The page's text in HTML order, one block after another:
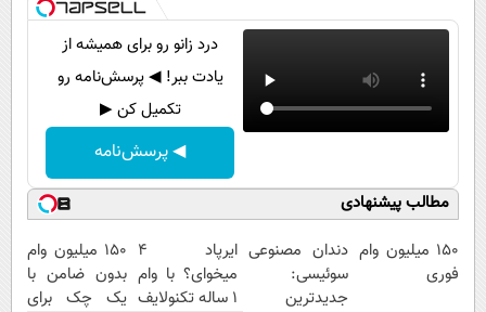
درد زانو رو برای همیشه از
یادت ببر! ◀ پرسش‌نامه رو
تکمیل کن ▶
◀ پرسش‌نامه
مطالب پیشنهادی
150 میلیون وام
فوری
دندان مصنوعی
سوئیسی:
جدیدترین
ایرپاد 4
میخوای؟ با وام
1 ساله تکنولایف
150 میلیون وام
بدون ضامن با
یک چک برای